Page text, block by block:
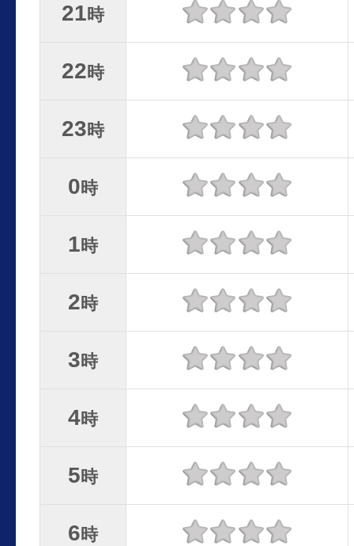
21時
22時
23時
0時
1時
2時
3時
4時
5時
6時